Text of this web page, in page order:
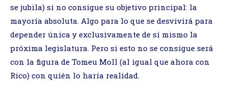
se jubila) si no consigue su objetivo principal: la
mayoría absoluta. Algo para lo que se desvivirá para
depender única y exclusivamente de sí mismo la
próxima legislatura. Pero si esto no se consigue será
con la figura de Tomeu Moll (al igual que ahora con
Rico) con quién lo haría realidad.